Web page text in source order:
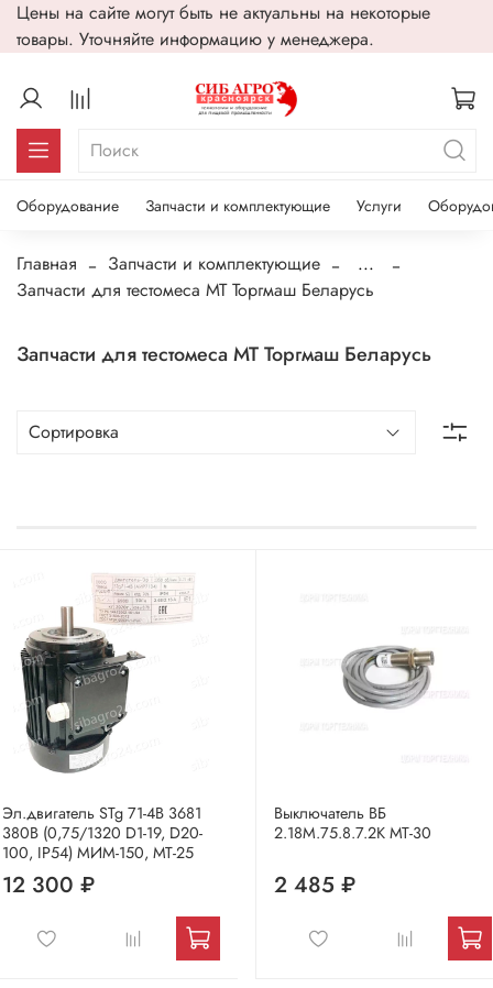
Цены на сайте могут быть не актуальны на некоторые
товары. Уточняйте информацию у менеджера.
Оборудование Запчасти и комплектующие Услуги
Главная Запчасти и комплектующие
...
Запчасти для тестомеса МТ Торгмаш Беларусь
Запчасти для тестомеса МТ Торгмаш Беларусь
Эл.двигатель STg 71-4B 3681
380В (0,75/1320 D1-19, D20-
100, IP54) МИМ-150, МТ-25
12 300 ₽
Выключатель ВБ
2.18М.75.8.7.2К МТ-30
2 485 ₽